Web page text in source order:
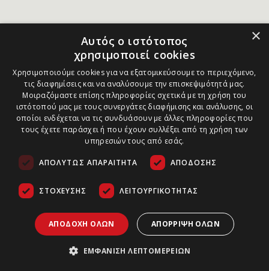
×
Αυτός ο ιστότοπος
χρησιμοποιεί cookies
Χρησιμοποιούμε cookies για να εξατομικεύσουμε το περιεχόμενο,
τις διαφημίσεις και να αναλύσουμε την επισκεψιμότητά μας.
Μοιραζόμαστε επίσης πληροφορίες σχετικά με τη χρήση του
ιστότοπού μας με τους συνεργάτες διαφήμισης και ανάλυσης, οι
οποίοι ενδέχεται να τις συνδυάσουν με άλλες πληροφορίες που
τους έχετε παράσχει ή που έχουν συλλέξει από τη χρήση των
υπηρεσιών τους από εσάς.
ΑΠΟΛΎΤΩΣ ΑΠΑΡΑΊΤΗΤΑ ΑΠΌΔΟΣΗΣ
ΣΤΌΧΕΥΣΗΣ ΛΕΙΤΟΥΡΓΙΚΌΤΗΤΑΣ
ΑΠΟΔΟΧΉ ΌΛΩΝ ΑΠΌΡΡΙΨΗ ΌΛΩΝ
ΕΜΦΆΝΙΣΗ ΛΕΠΤΟΜΕΡΕΙΏΝ